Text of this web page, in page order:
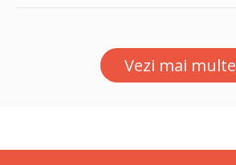
Petra Lärke
Vezi mai multe